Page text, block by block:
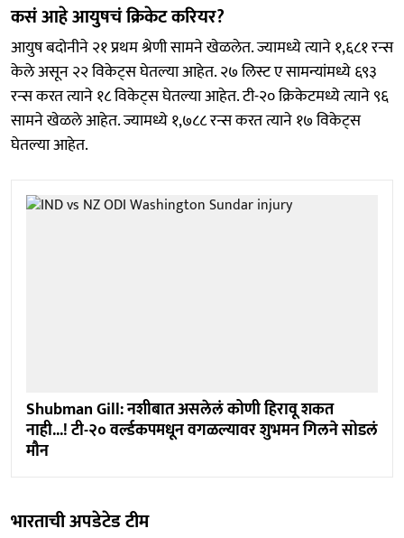
कसं आहे आयुषचं क्रिकेट करियर?
आयुष बदोनीने २१ प्रथम श्रेणी सामने खेळलेत. ज्यामध्ये त्याने १,६८१ रन्स
केले असून २२ विकेट्स घेतल्या आहेत. २७ लिस्ट ए सामन्यांमध्ये ६९३
रन्स करत त्याने १८ विकेट्स घेतल्या आहेत. टी-२० क्रिकेटमध्ये त्याने ९६
सामने खेळले आहेत. ज्यामध्ये १,७८८ रन्स करत त्याने १७ विकेट्स
घेतल्या आहेत.
Shubman Gill: नशीबात असलेलं कोणी हिरावू शकत
नाही...! टी-२० वर्ल्डकपमधून वगळल्यावर शुभमन गिलने सोडलं
मौन
भारताची अपडेटेड टीम